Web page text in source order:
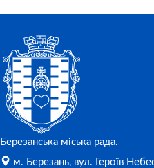
Березанська міська рада.
м. Березань, вул. Героїв